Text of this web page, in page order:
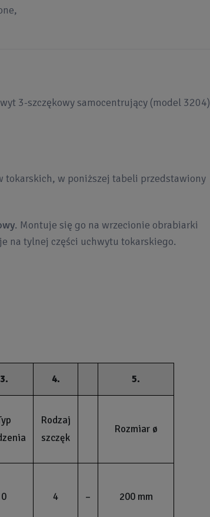
3-szczękowy samocentrujący (model 3204)
tokarskich, w poniższej tabeli przedstawiony
. Montuje się go na wrzecionie obrabiarki
na tylnej części uchwytu tokarskiego.
3. 4. 5.
Rodzaj
szczęk
Rozmiar ø
0 4 – 200 mm